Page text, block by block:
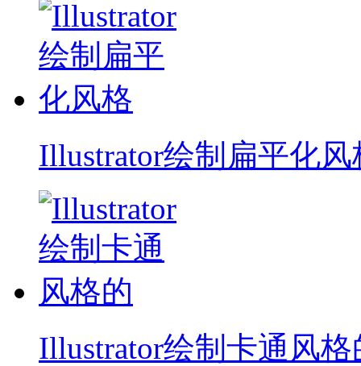
Illustrator绘制扁平化风
Illustrator绘制卡通风格